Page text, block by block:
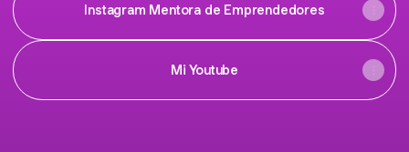
Instagram Mentora de Emprendedores
Mi Youtube